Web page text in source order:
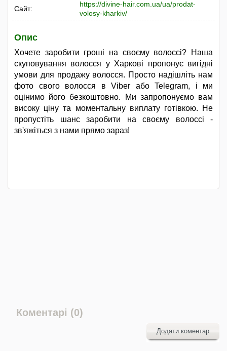
Сайт:
https://divine-hair.com.ua/ua/prodat-
volosy-kharkiv/
Опис
Хочете заробити гроші на своєму волоссі? Наша
скуповування волосся у Харкові пропонує вигідні
умови для продажу волосся. Просто надішліть нам
фото свого волосся в Viber або Telegram, і ми
оцінимо його безкоштовно. Ми запропонуємо вам
високу ціну та моментальну виплату готівкою. Не
пропустіть шанс заробити на своєму волоссі -
зв'яжіться з нами прямо зараз!
Коментарі (0)
Додати коментар